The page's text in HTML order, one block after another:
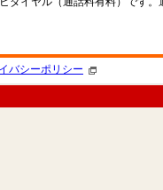
バシーポリシー